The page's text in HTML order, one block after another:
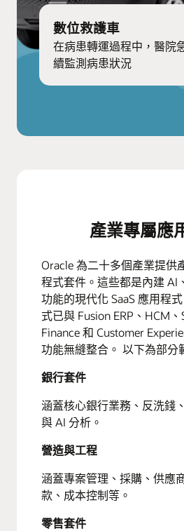
數位救護車
在病患轉運過程中，醫院
續監測病患狀況
產業專屬應
Oracle 為二十多個產業提供
程式套件。這些都是內建 AI
功能的現代化 SaaS 應用程
式已與 Fusion ERP、HCM、
Finance 和 Customer
功能無縫整合。 以下為部分
銀行套件
涵蓋核心銀行業務、反洗錢
與 AI 分析。
營造與工程
涵蓋專案管理、採購、供應
款、成本控制等。
零售套件